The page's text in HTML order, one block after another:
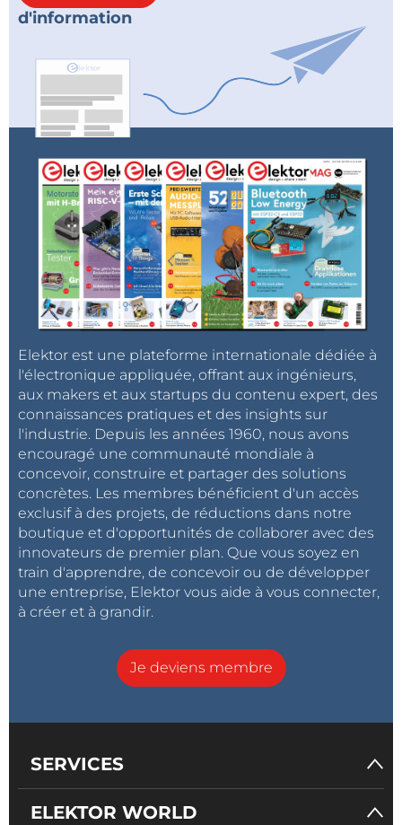
d'information
Elektor est une plateforme internationale dédiée à
l'électronique appliquée, offrant aux ingénieurs,
aux makers et aux startups du contenu expert, des
connaissances pratiques et des insights sur
l'industrie. Depuis les années 1960, nous avons
encouragé une communauté mondiale à
concevoir, construire et partager des solutions
concrètes. Les membres bénéficient d'un accès
exclusif à des projets, de réductions dans notre
boutique et d'opportunités de collaborer avec des
innovateurs de premier plan. Que vous soyez en
train d'apprendre, de concevoir ou de développer
une entreprise, Elektor vous aide à vous connecter,
à créer et à grandir.
Je deviens membre
SERVICES
ELEKTOR WORLD